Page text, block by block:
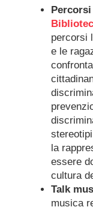
percorsi
e le
la
essere
cultura
Talk
musica